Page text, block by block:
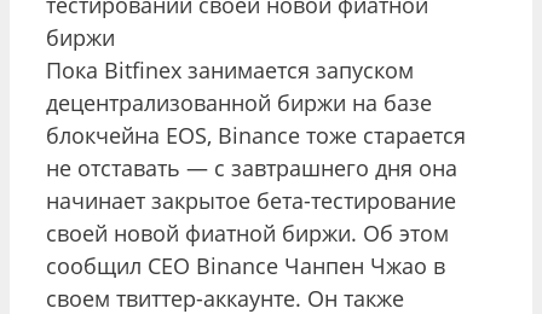
биржи
Пока Bitfinex занимается запуском
децентрализованной биржи на базе
блокчейна EOS, Binance тоже старается
не отставать — с завтрашнего дня она
начинает закрытое бета-тестирование
своей новой фиатной биржи. Об этом
сообщил CEO Binance Чанпен Чжао в
своем твиттер-аккаунте. Он также